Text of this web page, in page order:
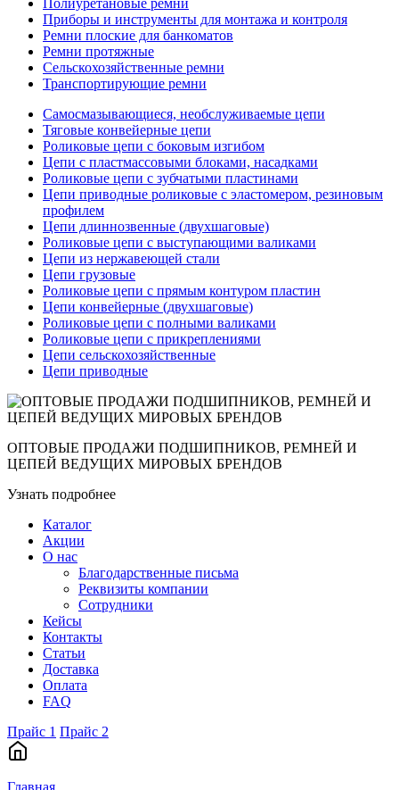
Полиуретановые ремни
Приборы и инструменты для монтажа и контроля
Ремни плоские для банкоматов
Ремни протяжные
Сельскохозяйственные ремни
Транспортирующие ремни
Самосмазывающиеся, необслуживаемые цепи
Тяговые конвейерные цепи
Роликовые цепи с боковым изгибом
Цепи с пластмассовыми блоками, насадками
Роликовые цепи с зубчатыми пластинами
Цепи приводные роликовые с эластомером, резиновым
профилем
Цепи длиннозвенные (двухшаговые)
Роликовые цепи с выступающими валиками
Цепи из нержавеющей стали
Цепи грузовые
Роликовые цепи с прямым контуром пластин
Цепи конвейерные (двухшаговые)
Роликовые цепи с полными валиками
Роликовые цепи с прикреплениями
Цепи сельскохозяйственные
Цепи приводные
ОПТОВЫЕ ПРОДАЖИ ПОДШИПНИКОВ, РЕМНЕЙ И
ЦЕПЕЙ ВЕДУЩИХ МИРОВЫХ БРЕНДОВ
Узнать подробнее
Каталог
Акции
О нас
Благодарственные письма
Реквизиты компании
Сотрудники
Кейсы
Контакты
Статьи
Доставка
Оплата
FAQ
Прайс 1 Прайс 2
Главная